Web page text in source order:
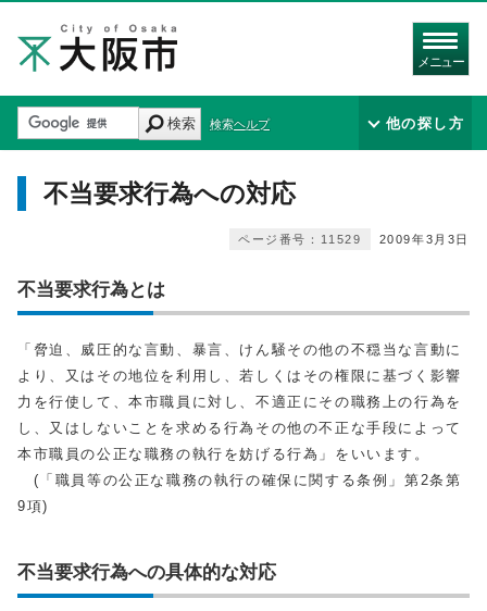
メニュー
検索 検索ヘルプ 他の探し方
不当要求行為への対応
2009年3月3日
ページ番号：11529
不当要求行為とは
「脅迫、威圧的な言動、暴言、けん騒その他の不穏当な言動に
より、又はその地位を利用し、若しくはその権限に基づく影響
力を行使して、本市職員に対し、不適正にその職務上の行為を
し、又はしないことを求める行為その他の不正な手段によって
本市職員の公正な職務の執行を妨げる行為」をいいます。
(「職員等の公正な職務の執行の確保に関する条例」第2条第
9項)
不当要求行為への具体的な対応